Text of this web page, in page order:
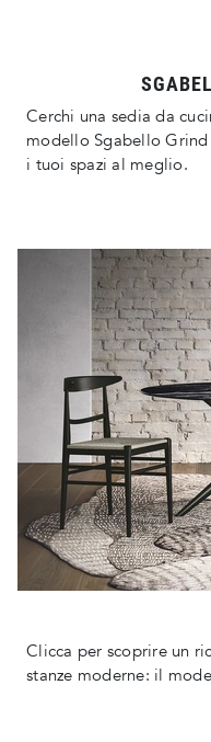
Cerchi una sedia da
modello Sgabello
i tuoi spazi al meglio.
Clicca per scoprire un
stanze moderne: il